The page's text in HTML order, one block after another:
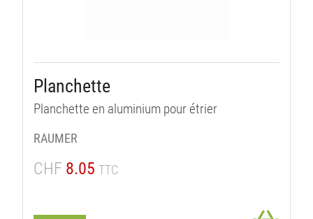
Planchette
Planchette en aluminium pour étrier
RAUMER
CHF 8.05 TTC